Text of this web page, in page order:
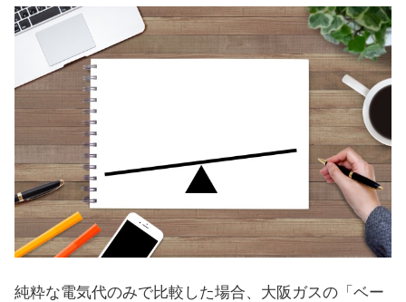
純粋な電気代のみで比較した場合、大阪ガスの「ベー